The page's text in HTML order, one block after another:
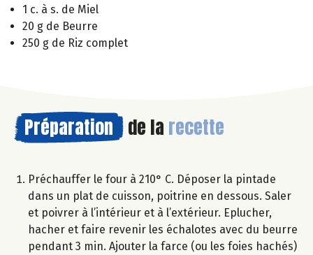
1 c. à s. de Miel
20 g de Beurre
250 g de Riz complet
Préparation de la recette
Préchauffer le four à 210° C. Déposer la pintade
dans un plat de cuisson, poitrine en dessous. Saler
et poivrer à l’intérieur et à l’extérieur. Eplucher,
hacher et faire revenir les échalotes avec du beurre
pendant 3 min. Ajouter la farce (ou les foies hachés)